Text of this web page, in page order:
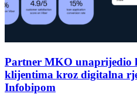
Partner MKO unaprijedio
klijentima kroz digitalna
Infobipom